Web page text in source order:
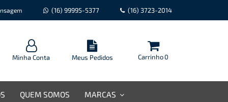
(16) 99995-5377 (16) 3723-2014
Minha Conta Meus Pedidos Carrinho0
QUEM SOMOS MARCAS